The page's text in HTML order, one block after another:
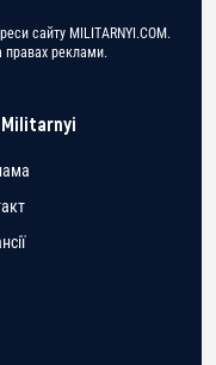
сайту MILITARNYI.COM.
правах реклами.